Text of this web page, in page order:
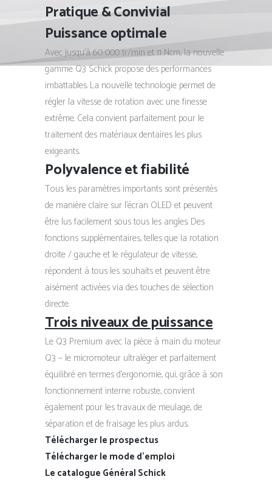
Pratique & Convivial
Puissance optimale
Avec jusqu’à 60 000 tr/min et 11 Ncm, la nouvelle
gamme Q3 Schick propose des performances
imbattables. La nouvelle technologie permet de
régler la vitesse de rotation avec une finesse
extrême. Cela convient parfaitement pour le
traitement des matériaux dentaires les plus
exigeants.
Polyvalence et fiabilité
Tous les paramètres importants sont présentés
de manière claire sur l’écran OLED et peuvent
être lus facilement sous tous les angles. Des
fonctions supplémentaires, telles que la rotation
droite / gauche et le régulateur de vitesse,
répondent à tous les souhaits et peuvent être
aisément activées via des touches de sélection
directe.
Trois niveaux de puissance
Le Q3 Premium avec la pièce à main du moteur
Q3 – le micromoteur ultraléger et parfaitement
équilibré en termes d’ergonomie, qui, grâce à son
fonctionnement interne robuste, convient
également pour les travaux de meulage, de
séparation et de fraisage les plus ardus.
Télécharger le prospectus
Télécharger le mode d’emploi
Le catalogue Général Schick